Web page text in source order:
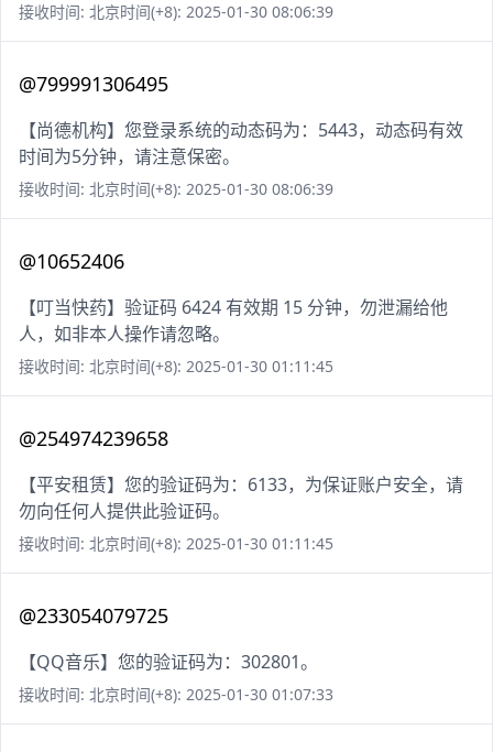
接收时间: 北京时间(+8): 2025-01-30 08:06:39
@799991306495
【尚德机构】您登录系统的动态码为：5443，动态码有效
时间为5分钟，请注意保密。
接收时间: 北京时间(+8): 2025-01-30 08:06:39
@10652406
【叮当快药】验证码 6424 有效期 15 分钟，勿泄漏给他
人，如非本人操作请忽略。
接收时间: 北京时间(+8): 2025-01-30 01:11:45
@254974239658
【平安租赁】您的验证码为：6133，为保证账户安全，请
勿向任何人提供此验证码。
接收时间: 北京时间(+8): 2025-01-30 01:11:45
@233054079725
【QQ音乐】您的验证码为：302801。
接收时间: 北京时间(+8): 2025-01-30 01:07:33